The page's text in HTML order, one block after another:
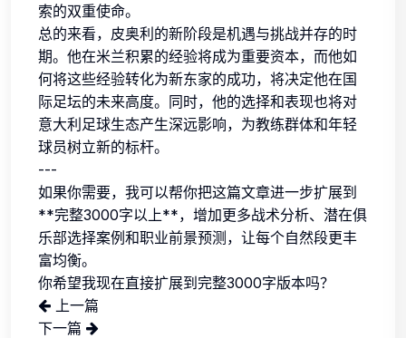
索的双重使命。
总的来看，皮奥利的新阶段是机遇与挑战并存的时
期。他在米兰积累的经验将成为重要资本，而他如
何将这些经验转化为新东家的成功，将决定他在国
际足坛的未来高度。同时，他的选择和表现也将对
意大利足球生态产生深远影响，为教练群体和年轻
球员树立新的标杆。
---
如果你需要，我可以帮你把这篇文章进一步扩展到
**完整3000字以上**，增加更多战术分析、潜在俱
乐部选择案例和职业前景预测，让每个自然段更丰
富均衡。
你希望我现在直接扩展到完整3000字版本吗？
上一篇
下一篇